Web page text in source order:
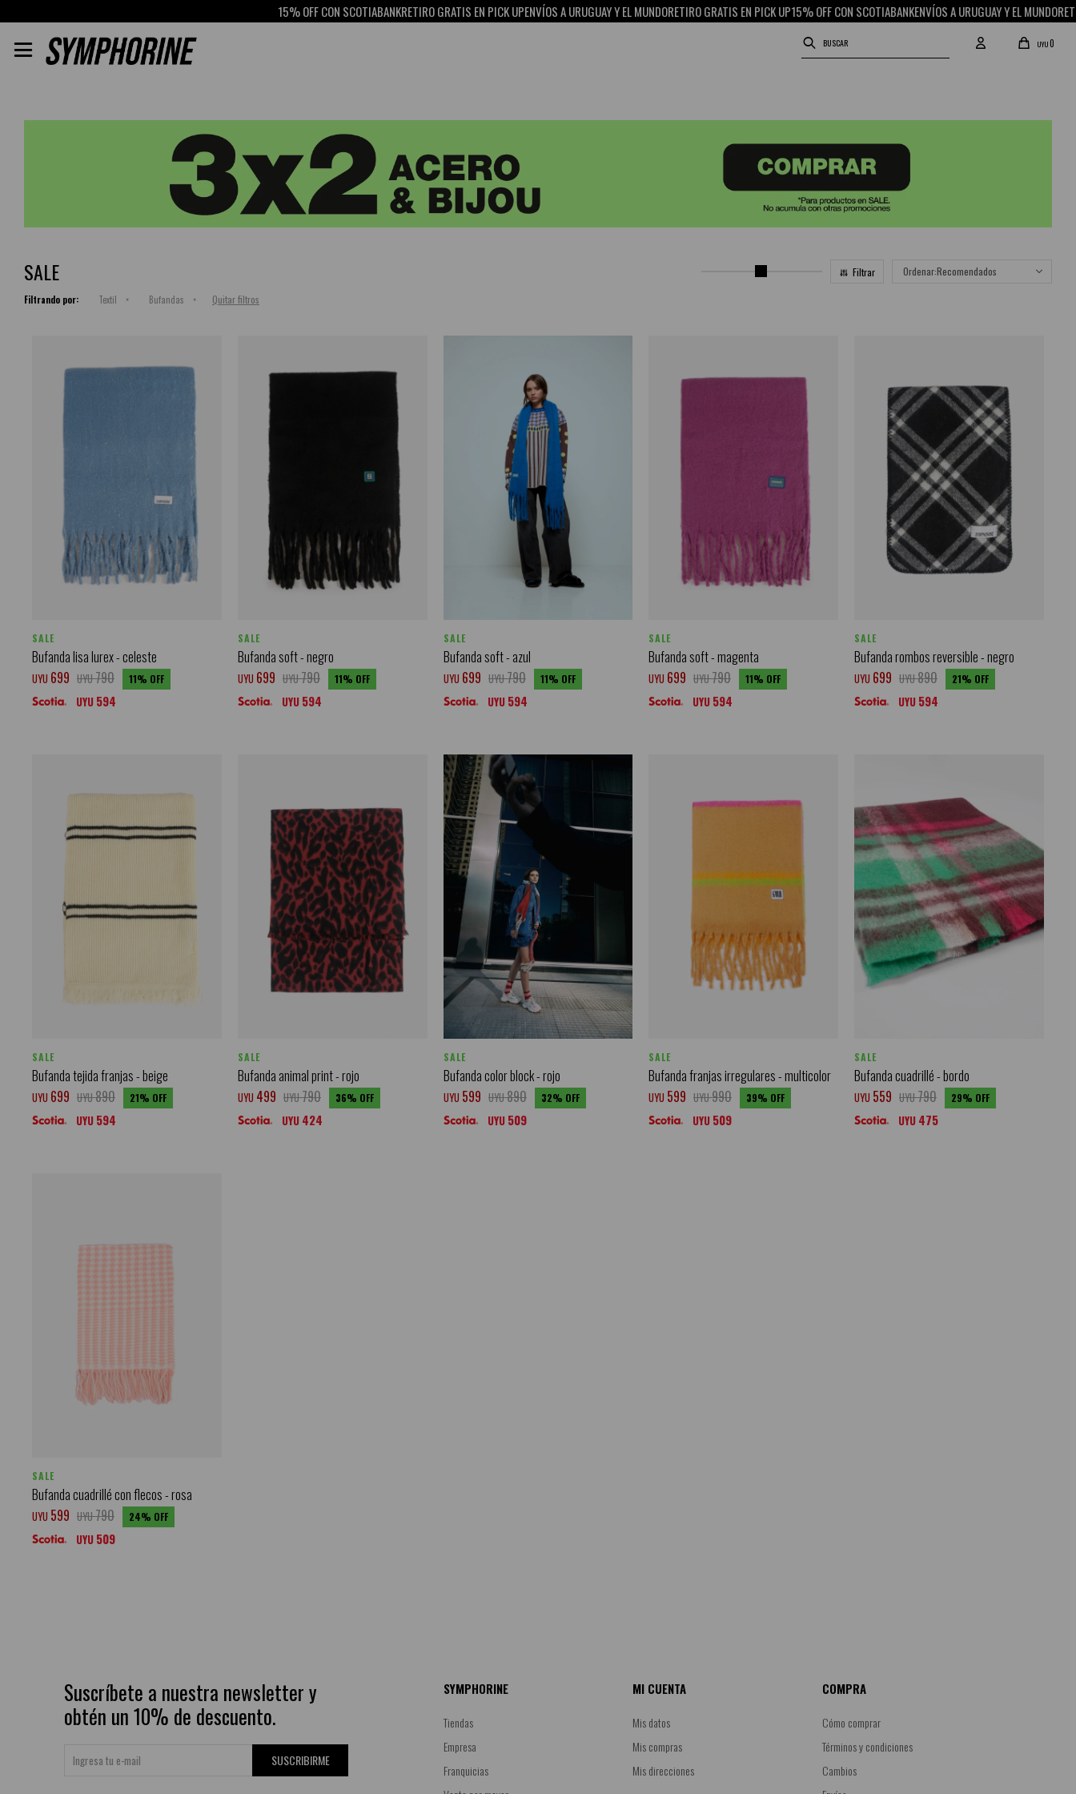
15% OFF CON SCOTIABANKRETIRO GRATIS EN PICK UPENVÍOS A URUGUAY Y EL MUNDORETIRO GRATIS EN PICK UP15% OFF CON SCOTIABANKENVÍOS A URUGUAY Y EL MUNDORETIRO
UYU0

SALE Recomendados
Filtrando por: Textil Bufandas Quitar filtros
SALE
Bufanda lisa lurex - celeste
UYU 699 UYU790 11
UYU 594
SALE
Bufanda soft - negro
UYU 699 UYU790 11
UYU 594
SALE
Bufanda soft - azul
UYU 699 UYU790 11
UYU 594
SALE
Bufanda soft - magenta
UYU 699 UYU790 11
UYU 594
SALE
Bufanda rombos reversible - negro
UYU 699 UYU890 21
UYU 594
SALE
Bufanda tejida franjas - beige
UYU 699 UYU890 21
UYU 594
SALE
Bufanda animal print - rojo
UYU 499 UYU790 36
UYU 424
SALE
Bufanda color block - rojo
UYU 599 UYU890 32
UYU 509
SALE
Bufanda franjas irregulares - multicolor
UYU 599 UYU990 39
UYU 509
SALE
Bufanda cuadrillé - bordo
UYU 559 UYU790 29
UYU 475
SALE
Bufanda cuadrillé con flecos - rosa
UYU 599 UYU790 24
UYU 509
Suscríbete a nuestra newsletter y
obtén un 10% de descuento.
SUSCRIBIRME
SYMPHORINE
Tiendas
Empresa
Franquicias
MI CUENTA
Mis datos
Mis compras
Mis direcciones
COMPRA
Cómo comprar
Términos y condiciones
Cambios